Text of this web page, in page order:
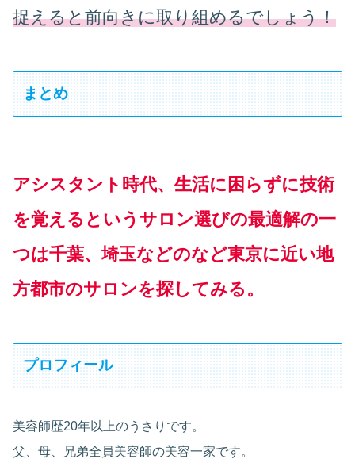
捉えると前向きに取り組めるでしょう！
まとめ
アシスタント時代、生活に困らずに技術
を覚えるというサロン選びの最適解の一
つは千葉、埼玉などのなど東京に近い地
方都市のサロンを探してみる。
プロフィール
美容師歴20年以上のうさりです。
父、母、兄弟全員美容師の美容一家です。